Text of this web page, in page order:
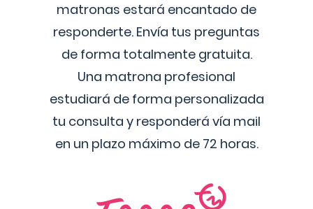
matronas estará encantado de
responderte. Envía tus preguntas
de forma totalmente gratuita.
Una matrona profesional
estudiará de forma personalizada
tu consulta y responderá vía mail
en un plazo máximo de 72 horas.